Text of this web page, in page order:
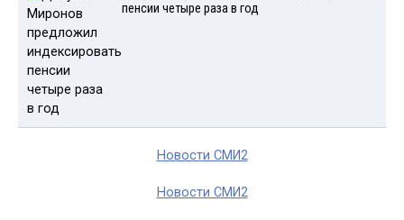
пенсии четыре раза в год
Новости СМИ2
Новости СМИ2